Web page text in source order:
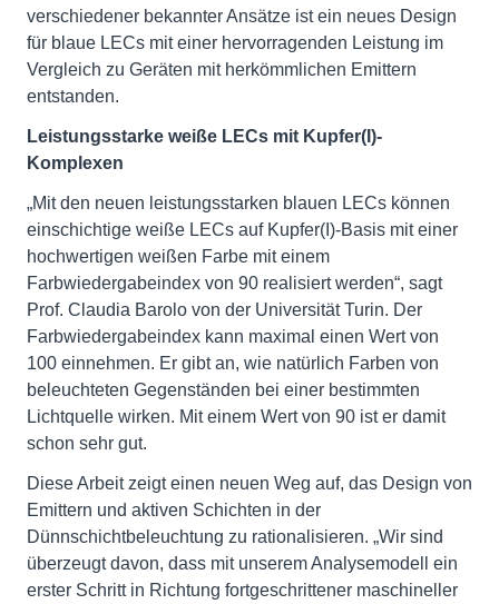
verschiedener bekannter Ansätze ist ein neues Design
für blaue LECs mit einer hervorragenden Leistung im
Vergleich zu Geräten mit herkömmlichen Emittern
entstanden.
Leistungsstarke weiße LECs mit Kupfer(I)-
Komplexen
„Mit den neuen leistungsstarken blauen LECs können
einschichtige weiße LECs auf Kupfer(I)-Basis mit einer
hochwertigen weißen Farbe mit einem
Farbwiedergabeindex von 90 realisiert werden“, sagt
Prof. Claudia Barolo von der Universität Turin. Der
Farbwiedergabeindex kann maximal einen Wert von
100 einnehmen. Er gibt an, wie natürlich Farben von
beleuchteten Gegenständen bei einer bestimmten
Lichtquelle wirken. Mit einem Wert von 90 ist er damit
schon sehr gut.
Diese Arbeit zeigt einen neuen Weg auf, das Design von
Emittern und aktiven Schichten in der
Dünnschichtbeleuchtung zu rationalisieren. „Wir sind
überzeugt davon, dass mit unserem Analysemodell ein
erster Schritt in Richtung fortgeschrittener maschineller